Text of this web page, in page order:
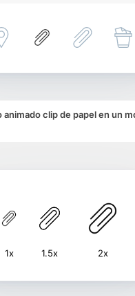
animado clip de papel en un
1x 1.5x 2x